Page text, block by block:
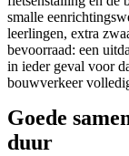
smalle
leerlingen, extra
bevoorraad: een
in ieder geval voor
bouwverkeer
Goede
duur